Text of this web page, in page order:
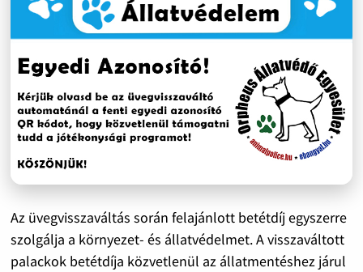
Az üvegvisszaváltás során felajánlott betétdíj egyszerre
szolgálja a környezet- és állatvédelmet. A visszaváltott
palackok betétdíja közvetlenül az állatmentéshez járul